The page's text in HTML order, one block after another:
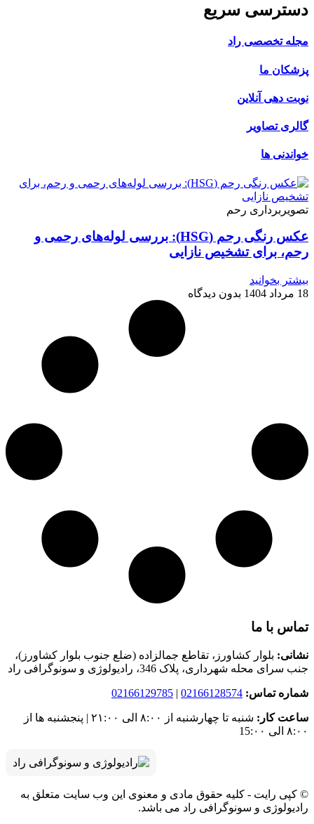
دسترسی سریع
مجله تخصصی راد
پزشکان ما
نوبت دهی آنلاین
گالری تصاویر
خواندنی ها
تصویربرداری رحم
عکس رنگی رحم (HSG): بررسی لوله‌های رحمی و
رحم، برای تشخیص نازایی
بیشتر بخوانید
18 مرداد 1404
بدون دیدگاه
تماس با ما
نشانی: بلوار کشاورز، تقاطع جمالزاده (ضلع جنوب بلوار کشاورز)،
جنب سرای محله شهرداری، پلاک 346، رادیولوژی و سونوگرافی راد
شماره تماس: 02166128574
|
02166129785
ساعت کار:
شنبه تا چهارشنبه از ۸:۰۰ الی ۲۱:۰۰ | پنجشنبه ها از
۸:۰۰ الی 15:۰۰
© کپی رایت - کلیه حقوق مادی و معنوی این وب سایت متعلق به
رادیولوژی و سونوگرافی راد می باشد.